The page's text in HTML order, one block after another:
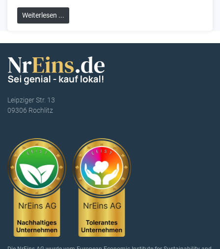
Weiterlesen ...
Leipziger Str. 13
09306 Rochlitz